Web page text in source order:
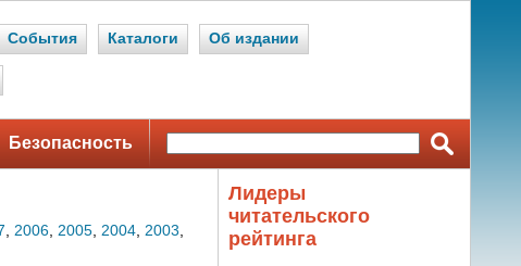
События Каталоги Об издании
Безопасность
, 2006, 2005, 2004, 2003,
Лидеры
читательского
рейтинга